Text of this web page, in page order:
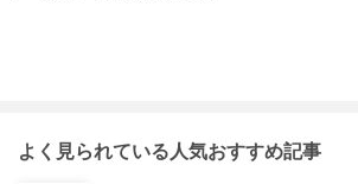
よく見られている人気おすすめ記事